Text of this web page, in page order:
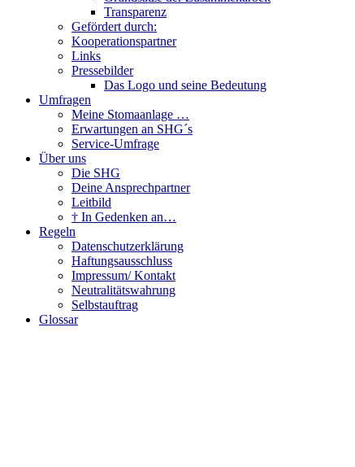
Transparenz
Gefördert durch:
Kooperationspartner
Links
Pressebilder
Das Logo und seine Bedeutung
Umfragen
Meine Stomaanlage …
Erwartungen an SHG´s
Service-Umfrage
Über uns
Die SHG
Deine Ansprechpartner
Leitbild
† In Gedenken an…
Regeln
Datenschutzerklärung
Haftungsausschluss
Impressum/ Kontakt
Neutralitätswahrung
Selbstauftrag
Glossar